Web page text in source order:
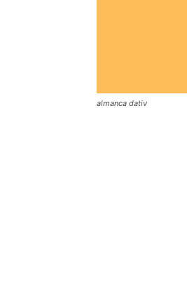
almanca dativ